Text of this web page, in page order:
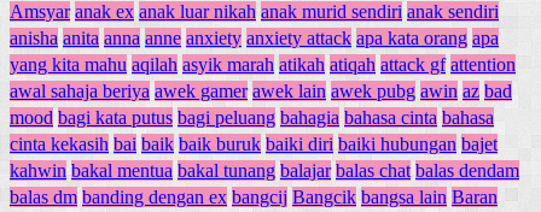
Amsyar anak ex anak luar nikah anak murid sendiri anak sendiri
anisha anita anna anne anxiety anxiety attack apa kata orang apa
yang kita mahu aqilah asyik marah atikah atiqah attack gf attention
awal sahaja beriya awek gamer awek lain awek pubg awin az bad
mood bagi kata putus bagi peluang bahagia bahasa cinta bahasa
cinta kekasih bai baik baik buruk baiki diri baiki hubungan bajet
kahwin bakal mentua bakal tunang balajar balas chat balas dendam
balas dm banding dengan ex bangcij Bangcik bangsa lain Baran